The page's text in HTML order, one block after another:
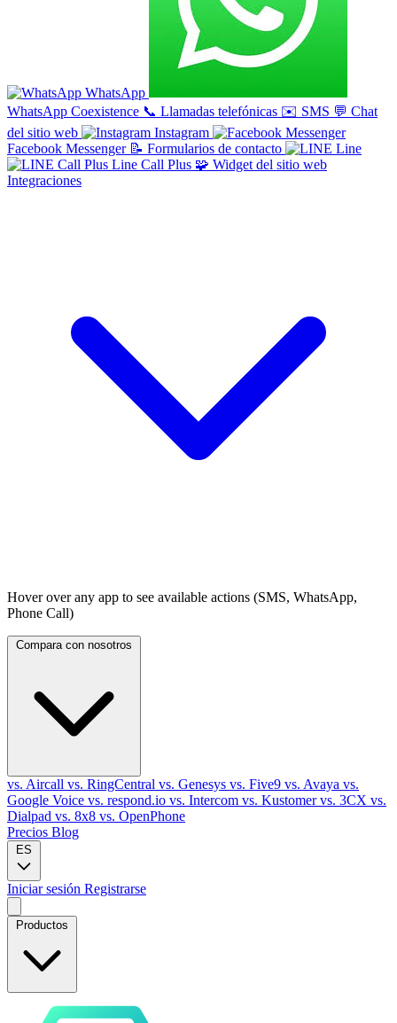
WhatsApp
WhatsApp Coexistence 📞 Llamadas telefónicas ✉️ SMS 💬 Chat
del sitio web
Instagram
Facebook Messenger 📝 Formularios de contacto
Line
Line Call Plus 🧩 Widget del sitio web
Integraciones
Hover over any app to see available actions (SMS, WhatsApp,
Phone Call)
vs. Aircall vs. RingCentral vs. Genesys vs. Five9 vs. Avaya vs.
Google Voice vs. respond.io vs. Intercom vs. Kustomervs. 3CX vs.
Dialpad vs. 8x8 vs. OpenPhone
Precios Blog
ES
Iniciar sesión Registrarse
Productos